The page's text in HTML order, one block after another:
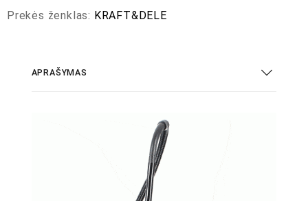
Prekės ženklas: KRAFT&DELE
APRAŠYMAS